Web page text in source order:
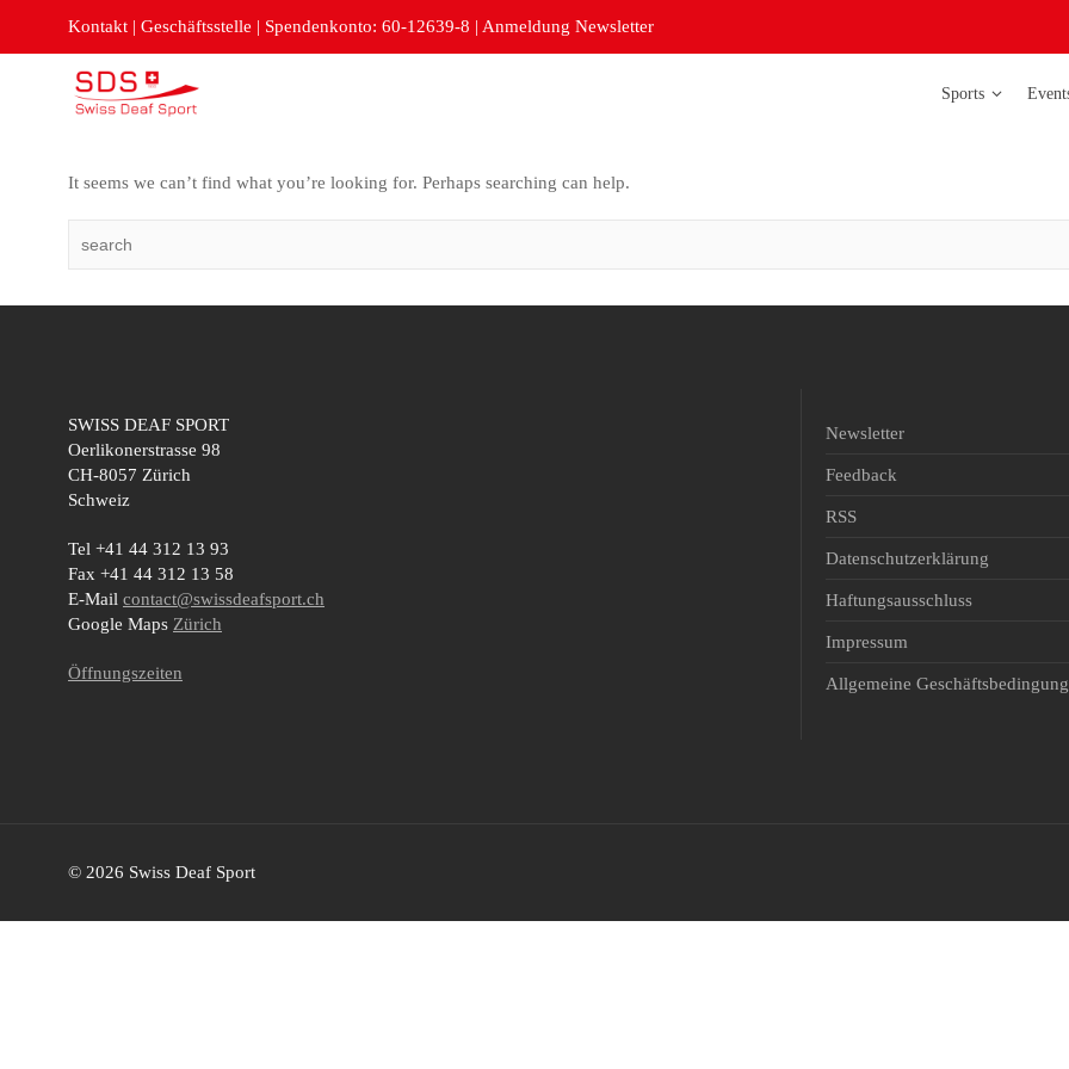
Kontakt | Geschäftsstelle | Spendenkonto: 60-12639-8 | Anmeldung Newsletter
Sports
It seems we can’t find what you’re looking for. Perhaps searching can help.
SWISS DEAF SPORT
Oerlikonerstrasse 98
CH-8057 Zürich
Schweiz
Tel +41 44 312 13 93
Fax +41 44 312 13 58
E-Mail contact@swissdeafsport.ch
Google Maps Zürich
Öffnungszeiten
Newsletter
Feedback
RSS
Datenschutzerklärung
Haftungsausschluss
Impressum
Allgemeine
© 2026 Swiss Deaf Sport